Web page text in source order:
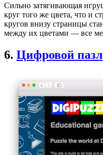
Сильно затягивающая
круг того же цвета, что и
кругов внизу страницы
между их цветами — все
6. Цифровой пазл